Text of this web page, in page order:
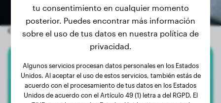
Otros perros aleatorios
Cocker Spaniel
Bikkel
tu consentimiento en cualquier momento
posterior. Puedes encontrar más información
sobre el uso de tus datos en nuestra política de
privacidad.
Algunos servicios procesan datos personales en los Estados
Unidos. Al aceptar el uso de estos servicios, también estás de
acuerdo con el procesamiento de tus datos en los Estados
Unidos de acuerdo con el Artículo 49 (1) letra a del RGPD. El